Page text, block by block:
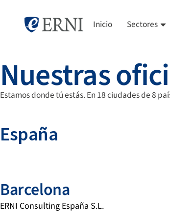
Inicio Sectores
Nuestras
Estamos donde tú estás. En 18 ciudades de 8
España
Barcelona
ERNI Consulting España S.L.